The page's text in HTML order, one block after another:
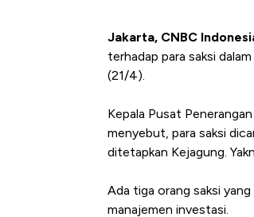
Jakarta, CNBC
terhadap para saksi
(21/4).
Kepala Pusat
menyebut, para saksi
ditetapkan Kejagung.
Ada tiga orang saksi yang
manajemen investasi.